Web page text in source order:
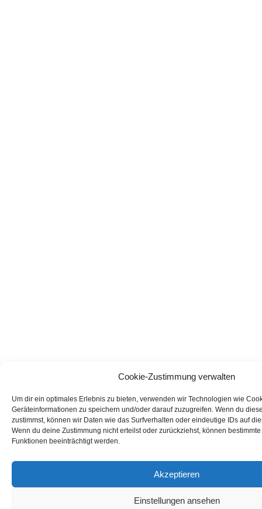
Cookie-Zustimmung verwalten
Um dir ein optimales Erlebnis zu bieten, verwenden wir Technologien wie
Geräteinformationen zu speichern und/oder darauf zuzugreifen. Wenn du
zustimmst, können wir Daten wie das Surfverhalten oder eindeutige IDs auf
Wenn du deine Zustimmung nicht erteilst oder zurückziehst, können
Funktionen beeinträchtigt werden.
Akzeptieren
Einstellungen ansehen